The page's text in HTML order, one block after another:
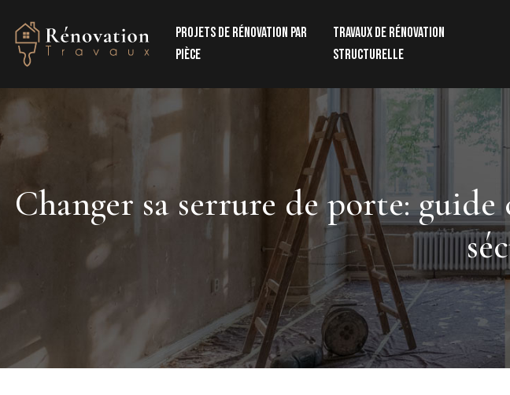
Projets de rénovation par
pièce
Travaux de rénovation
structurelle
Changer sa serrure de porte: